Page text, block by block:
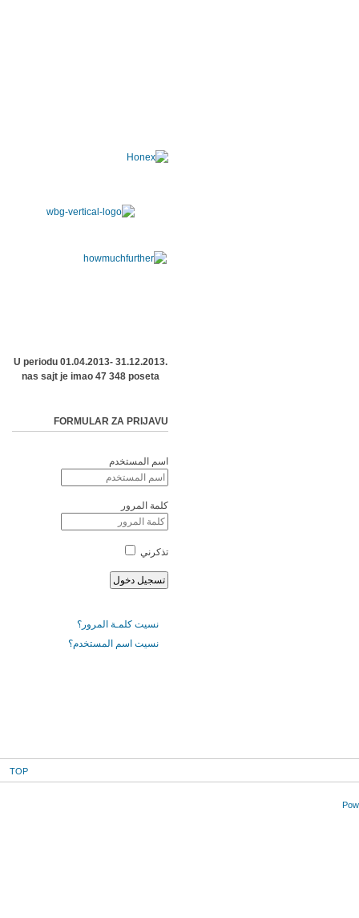
U periodu 01.04.2013- 31.12.2013.
nas sajt je imao 47 348 poseta
FORMULAR ZA PRIJAVU
اسم المستخدم
كلمة المرور
تذكرني
نسيت كلمـة المرور؟
نسيت اسم المستخدم؟
TOP